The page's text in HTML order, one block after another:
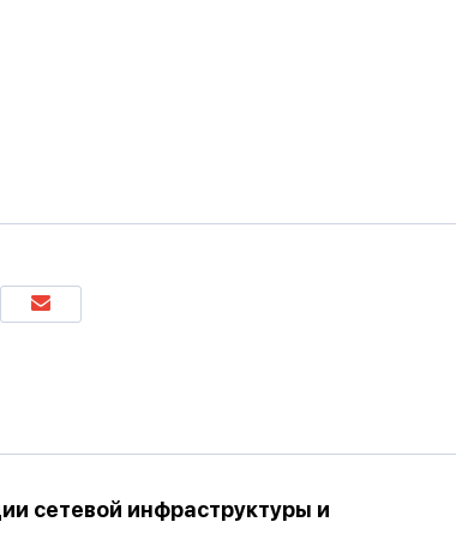
сетевой инфраструктуры и